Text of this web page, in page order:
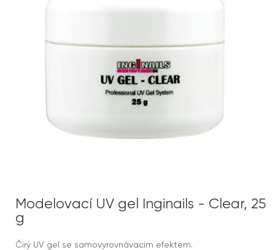
Modelovací UV gel Inginails - Clear, 25
g
Čirý UV gel se samovyrovnávacím efektem.